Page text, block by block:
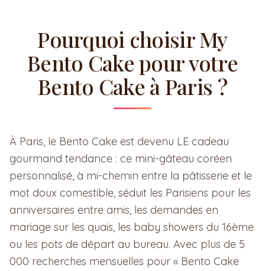
Pourquoi choisir My
Bento Cake pour votre
Bento Cake à Paris ?
À Paris, le Bento Cake est devenu LE cadeau
gourmand tendance : ce mini-gâteau coréen
personnalisé, à mi-chemin entre la pâtisserie et le
mot doux comestible, séduit les Parisiens pour les
anniversaires entre amis, les demandes en
mariage sur les quais, les baby showers du 16ème
ou les pots de départ au bureau. Avec plus de 5
000 recherches mensuelles pour « Bento Cake